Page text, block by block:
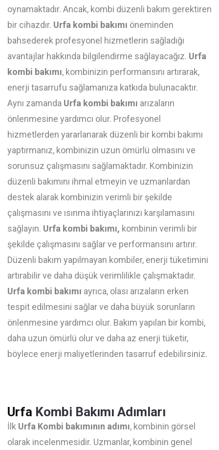
oynamaktadır. Ancak, kombi düzenli bakım gerektiren
bir cihazdır. Urfa kombi bakımı öneminden
bahsederek profesyonel hizmetlerin sağladığı
avantajlar hakkında bilgilendirme sağlayacağız. Urfa
kombi bakımı, kombinizin performansını artırarak,
enerji tasarrufu sağlamanıza katkıda bulunacaktır.
Aynı zamanda Urfa kombi bakımı arızaların
önlenmesine yardımcı olur. Profesyonel
hizmetlerden yararlanarak düzenli bir kombi bakımı
yaptırmanız, kombinizin uzun ömürlü olmasını ve
sorunsuz çalışmasını sağlamaktadır. Kombinizin
düzenli bakımını ihmal etmeyin ve uzmanlardan
destek alarak kombinizin verimli bir şekilde
çalışmasını ve ısınma ihtiyaçlarınızı karşılamasını
sağlayın. Urfa kombi bakımı, kombinin verimli bir
şekilde çalışmasını sağlar ve performansını artırır.
Düzenli bakım yapılmayan kombiler, enerji tüketimini
artırabilir ve daha düşük verimlilikle çalışmaktadır.
Urfa kombi bakımı ayrıca, olası arızaların erken
tespit edilmesini sağlar ve daha büyük sorunların
önlenmesine yardımcı olur. Bakım yapılan bir kombi,
daha uzun ömürlü olur ve daha az enerji tüketir,
böylece enerji maliyetlerinden tasarruf edebilirsiniz.
Urfa Kombi Bakımı Adımları
İlk Urfa Kombi bakımının adımı, kombinin görsel
olarak incelenmesidir. Uzmanlar, kombinin genel